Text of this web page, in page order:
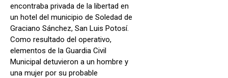
encontraba privada de la libertad en
un hotel del municipio de Soledad de
Graciano Sánchez, San Luis Potosí.
Como resultado del operativo,
elementos de la Guardia Civil
Municipal detuvieron a un hombre y
una mujer por su probable